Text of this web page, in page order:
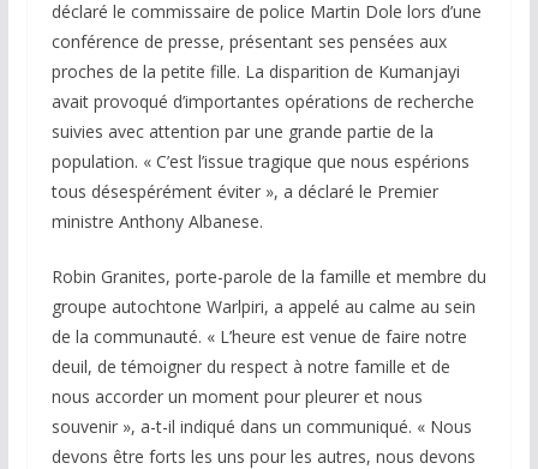
déclaré le commissaire de police Martin Dole lors d’une
conférence de presse, présentant ses pensées aux
proches de la petite fille. La disparition de Kumanjayi
avait provoqué d’importantes opérations de recherche
suivies avec attention par une grande partie de la
population. « C’est l’issue tragique que nous espérions
tous désespérément éviter », a déclaré le Premier
ministre Anthony Albanese.
Robin Granites, porte-parole de la famille et membre du
groupe autochtone Warlpiri, a appelé au calme au sein
de la communauté. « L’heure est venue de faire notre
deuil, de témoigner du respect à notre famille et de
nous accorder un moment pour pleurer et nous
souvenir », a-t-il indiqué dans un communiqué. « Nous
devons être forts les uns pour les autres, nous devons